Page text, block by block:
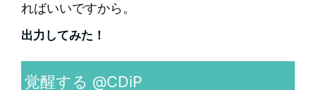
ればいいですから。
出力してみた！
覚醒する @CDiP